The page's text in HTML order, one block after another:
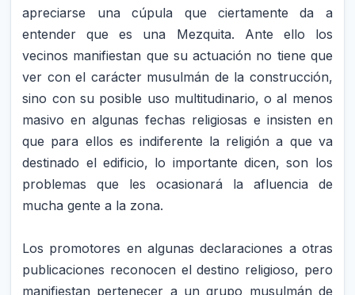
apreciarse una cúpula que ciertamente da a
entender que es una Mezquita. Ante ello los
vecinos manifiestan que su actuación no tiene que
ver con el carácter musulmán de la construcción,
sino con su posible uso multitudinario, o al menos
masivo en algunas fechas religiosas e insisten en
que para ellos es indiferente la religión a que va
destinado el edificio, lo importante dicen, son los
problemas que les ocasionará la afluencia de
mucha gente a la zona.
Los promotores en algunas declaraciones a otras
publicaciones reconocen el destino religioso, pero
manifiestan pertenecer a un grupo musulmán de